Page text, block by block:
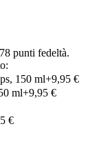
78 punti fedeltà.
150 ml+9,95 €
ml+9,95 €
€